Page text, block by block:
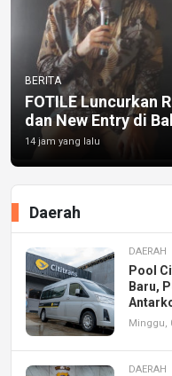
BERITA
FOTILE Luncurkan
dan New Entry di
14 jam yang lalu
Daerah
DAERAH
Pool
Baru,
Minggu,
DAERAH